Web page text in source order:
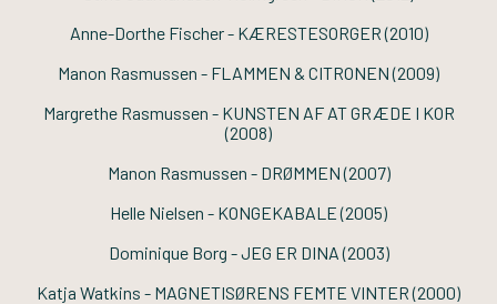
Anne-Dorthe Fischer - KÆRESTESORGER(2010)
Manon Rasmussen - FLAMMEN & CITRONEN(2009)
Margrethe Rasmussen - KUNSTEN AF AT GRÆDE I KOR
(2008)
Manon Rasmussen - DRØMMEN(2007)
Helle Nielsen - KONGEKABALE(2005)
Dominique Borg -JEG ER DINA(2003)
Katja Watkins - MAGNETISØRENS FEMTE VINTER(2000)